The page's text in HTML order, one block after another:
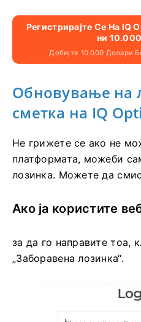
Регистрирајте Се На IQ
Ни
Добијте 10.000 Долари
Обновување на
сметка на IQ
Не грижете се ако не
платформата, можеби
лозинка. Можете да
Ако ја користите
за да го направите тоа,
„Заборавена лозинка“.